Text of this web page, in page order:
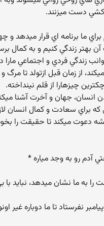
دست ميزنند.
براي ما برنامه اي قرار ميدهد
بهتر زندگي كنيم و به كمال
زندگي فردي و اجتماعي مارا
از زمان قبل ازتولد تا مرگ و
چيزهارا از قلم نينداخته.
انسان، جهان و آخرت آشنا
براي سعادت و كمال انسان
دعوت ميكند تا حقيقت را
آدم رو به وجد مياره *
را به ما نشان ميدهد، نبايد با
نفرستاد تا ما دوباره غير